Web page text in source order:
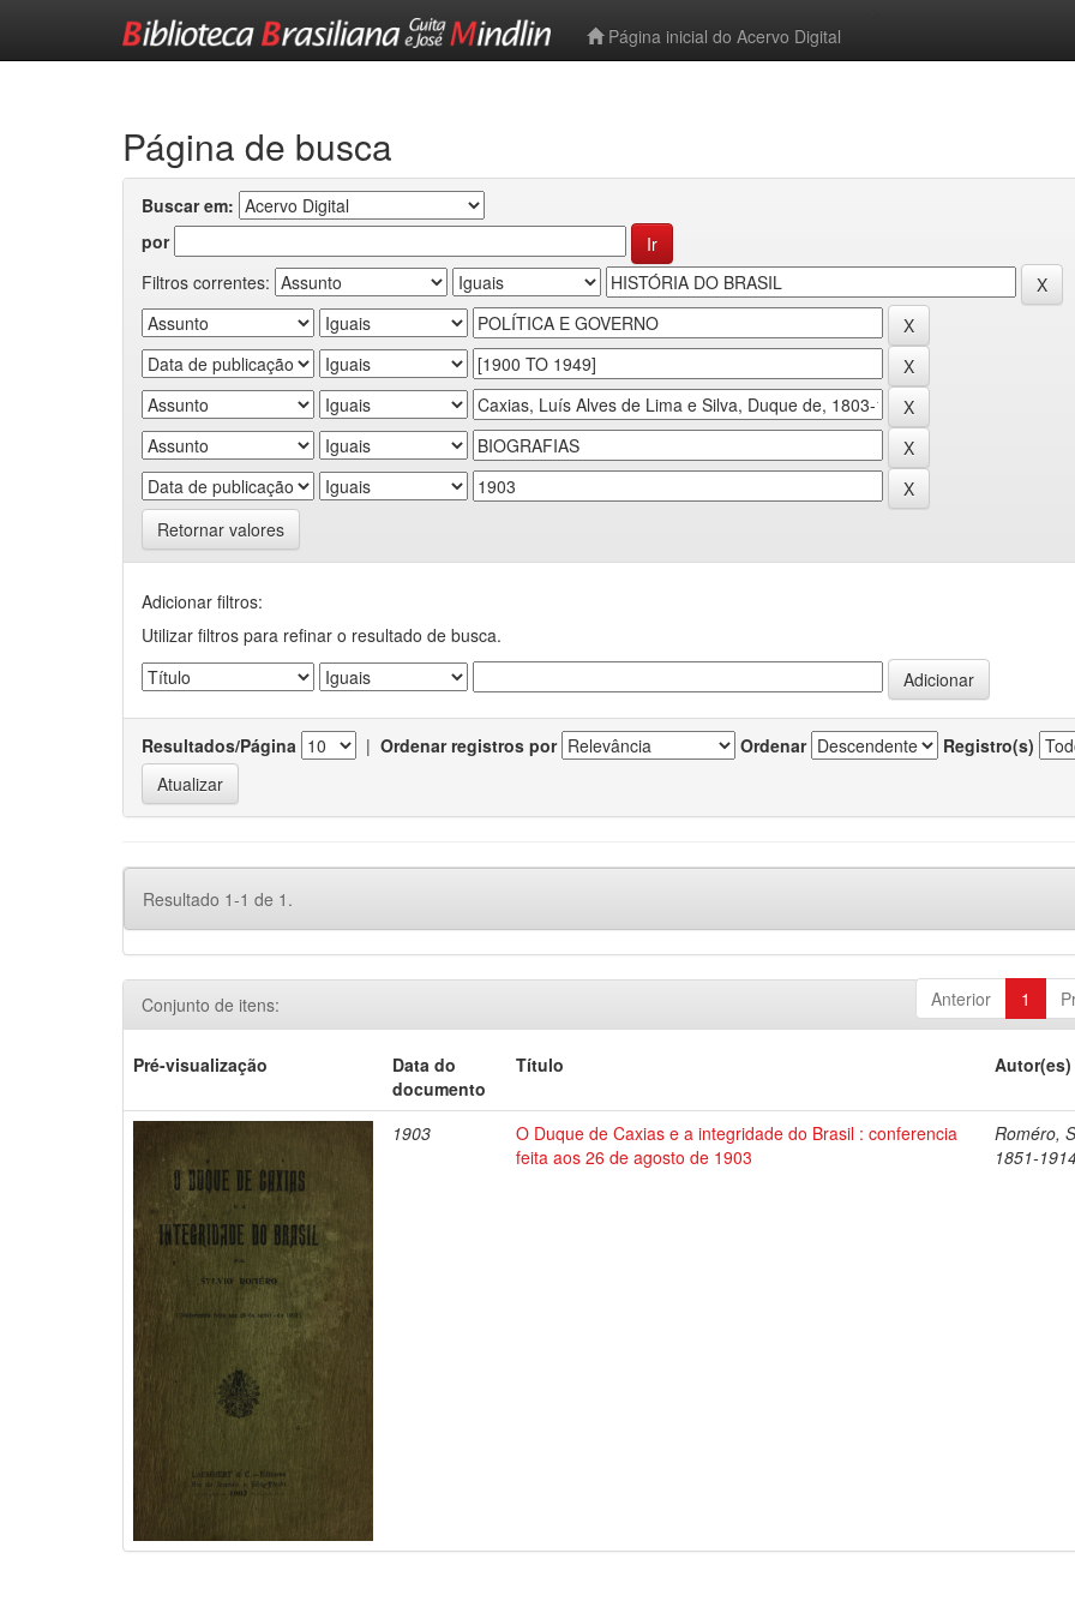
Página inicial do Acervo Digital
Página de busca
Buscar em:
por
Filtros correntes:
Retornar valores
Adicionar filtros:
Utilizar filtros para refinar o resultado de busca.
Resultados/Página | Ordenar registros por Ordenar Registro(s)
Resultado 1-1 de 1.
Anterior 1
Conjunto de itens:
Pré-visualização
Data do
documento
Título Autor(es)
1903
O Duque de Caxias e a integridade do Brasil : conferencia
feita aos 26 de agosto de 1903
Roméro,
1851-